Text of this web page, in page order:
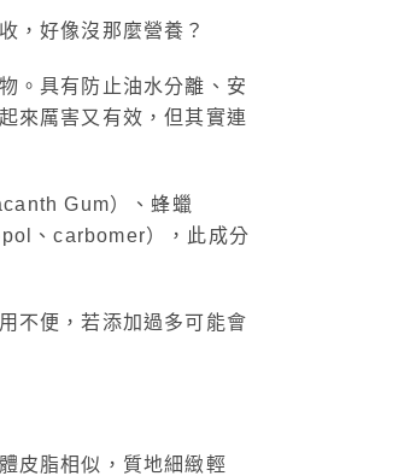
，好像沒那麼營養？
。具有防止油水分離、安
來厲害又有效，但其實連
Gum）、蜂蠟
、carbomer），此成分
不便，若添加過多可能會
皮脂相似，質地細緻輕